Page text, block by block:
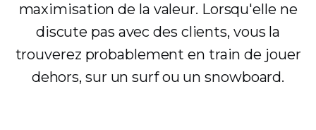
maximisation de la valeur. Lorsqu'elle ne
discute pas avec des clients, vous la
trouverez probablement en train de jouer
dehors, sur un surf ou un snowboard.